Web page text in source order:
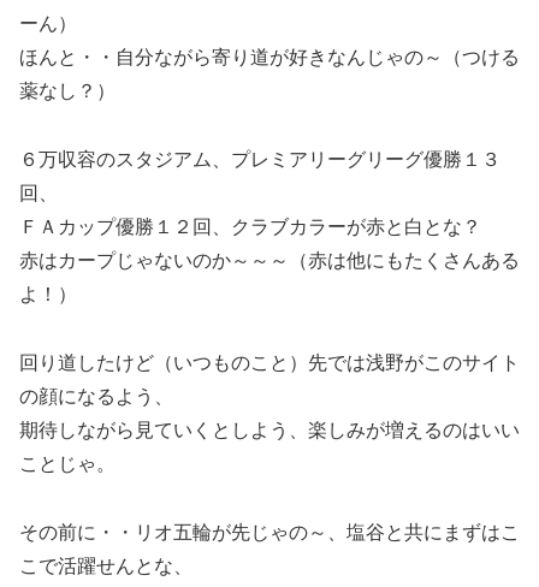
ーん）
ほんと・・自分ながら寄り道が好きなんじゃの～（つける
薬なし？）
６万収容のスタジアム、プレミアリーグリーグ優勝１３
回、
ＦＡカップ優勝１２回、クラブカラーが赤と白とな？
赤はカープじゃないのか～～～（赤は他にもたくさんある
よ！）
回り道したけど（いつものこと）先では浅野がこのサイト
の顔になるよう、
期待しながら見ていくとしよう、楽しみが増えるのはいい
ことじゃ。
その前に・・リオ五輪が先じゃの～、塩谷と共にまずはこ
こで活躍せんとな、